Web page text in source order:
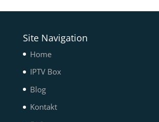
Site Navigation
Home
IPTV Box
Blog
Kontakt